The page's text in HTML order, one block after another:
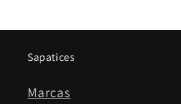
Sapatices
Marcas